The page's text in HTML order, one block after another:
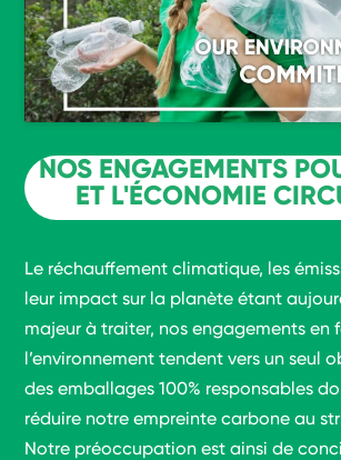
NOS ENGAGEMENTS
ET L'ÉCONOMIE
Le réchauffement climatique, les
leur impact sur la planète étant
majeur à traiter, nos engagements en
l’environnement tendent vers un seul
des emballages 100% responsables
réduire notre empreinte carbone au
Notre préoccupation est ainsi de